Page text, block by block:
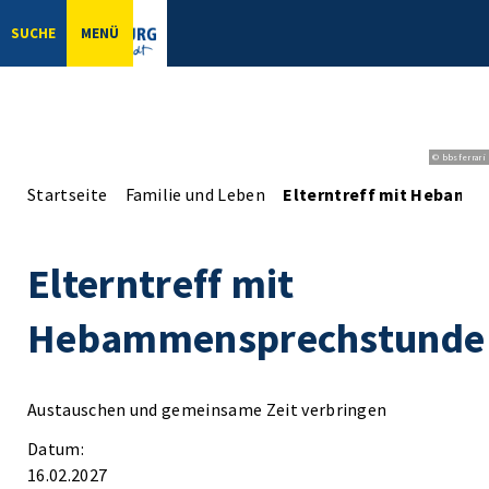
SUCHE MENÜ
© bbsferrari
Startseite Familie und Leben Elterntreff mit
Elterntreff mit
Hebammensprechstunde
Austauschen und gemeinsame Zeit verbringen
Datum:
16.02.2027